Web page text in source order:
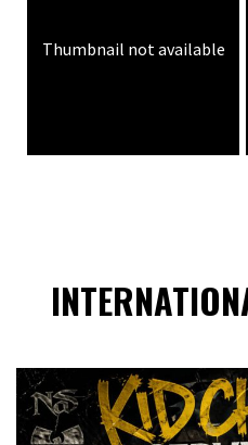
Thumbnail not available